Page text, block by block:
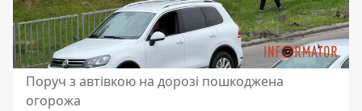
Поруч з автівкою на дорозі пошкоджена
огорожа